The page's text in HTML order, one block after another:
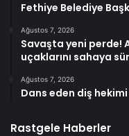
Fethiye Belediye
Ağustos 7, 2026
Savaşta yeni perde!
uçaklarını sahaya
Ağustos 7, 2026
Dans eden diş hekimi
Rastgele Haberler